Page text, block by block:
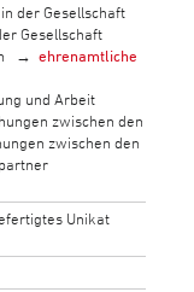
der Gesellschaft
Gesellschaft
ehrenamtliche
und Arbeit
zwischen den
zwischen den
Unikat